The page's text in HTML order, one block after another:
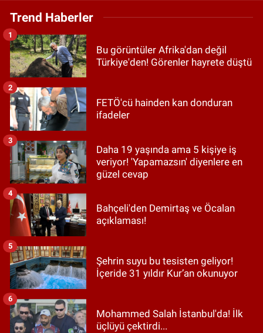
Trend Haberler
Bu görüntüler Afrika'dan değil
Türkiye'den! Görenler hayrete düştü
1
FETÖ'cü hainden kan donduran
ifadeler
2
Daha 19 yaşında ama 5 kişiye iş
veriyor! 'Yapamazsın' diyenlere en
güzel cevap
3
Bahçeli'den Demirtaş ve Öcalan
açıklaması!
4
Şehrin suyu bu tesisten geliyor!
İçeride 31 yıldır Kur’an okunuyor
5
Mohammed Salah İstanbul'da! İlk
üçlüyü çektirdi...
6